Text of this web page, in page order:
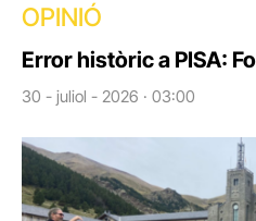
OPINIÓ
Error històric a PISA:
30 - juliol - 2026 · 03:00